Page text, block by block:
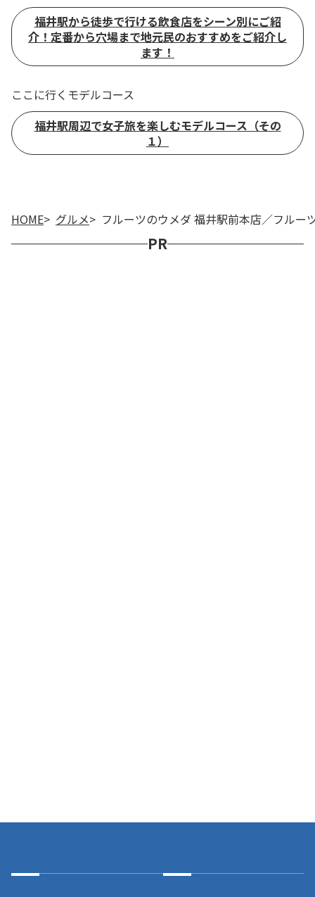
HOME グルメ フルーツのウメダ 福井駅前本店／フルー
福井駅から徒歩で行ける飲食店をシーン別にご紹
介！定番から穴場まで地元民のおすすめをご紹介し
ます！
ここに行くモデルコース
福井駅周辺で女子旅を楽しむモデルコース（その
１）
PR